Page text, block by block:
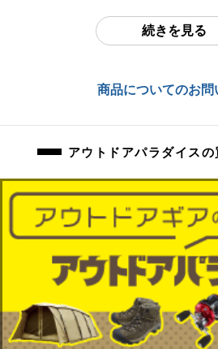
東京都江戸川区中葛西6-10-15 2F
続きを見る
商品についてのお問
アウトドアパラダイス